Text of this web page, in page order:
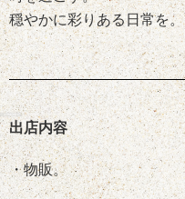
穏やかに彩りある日常を。
出店内容
・物販。